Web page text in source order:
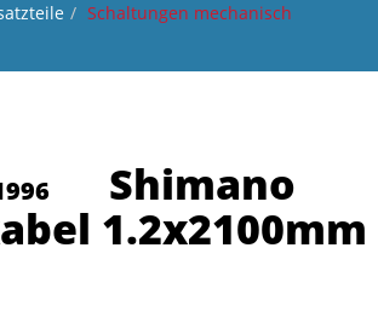
Schaltungen mechanisch
Shimano
1.2x2100mm